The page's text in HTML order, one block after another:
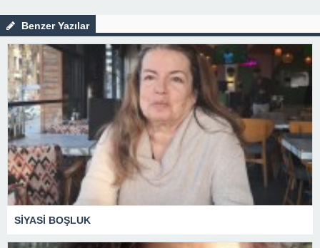
Benzer Yazılar
SİYASİ BOŞLUK